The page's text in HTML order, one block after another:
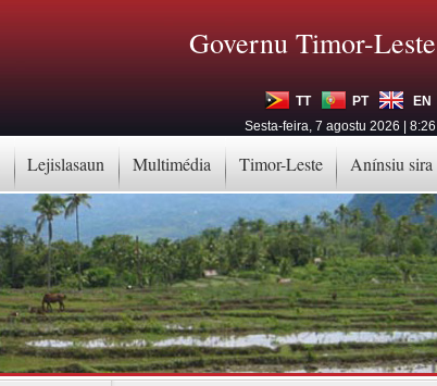
Lejislasaun Multimédia Timor-Leste Anínsiu sira
Governu Timor-Leste
TT PT
EN
Sesta-feira, 7 agostu 2026 | 8:26